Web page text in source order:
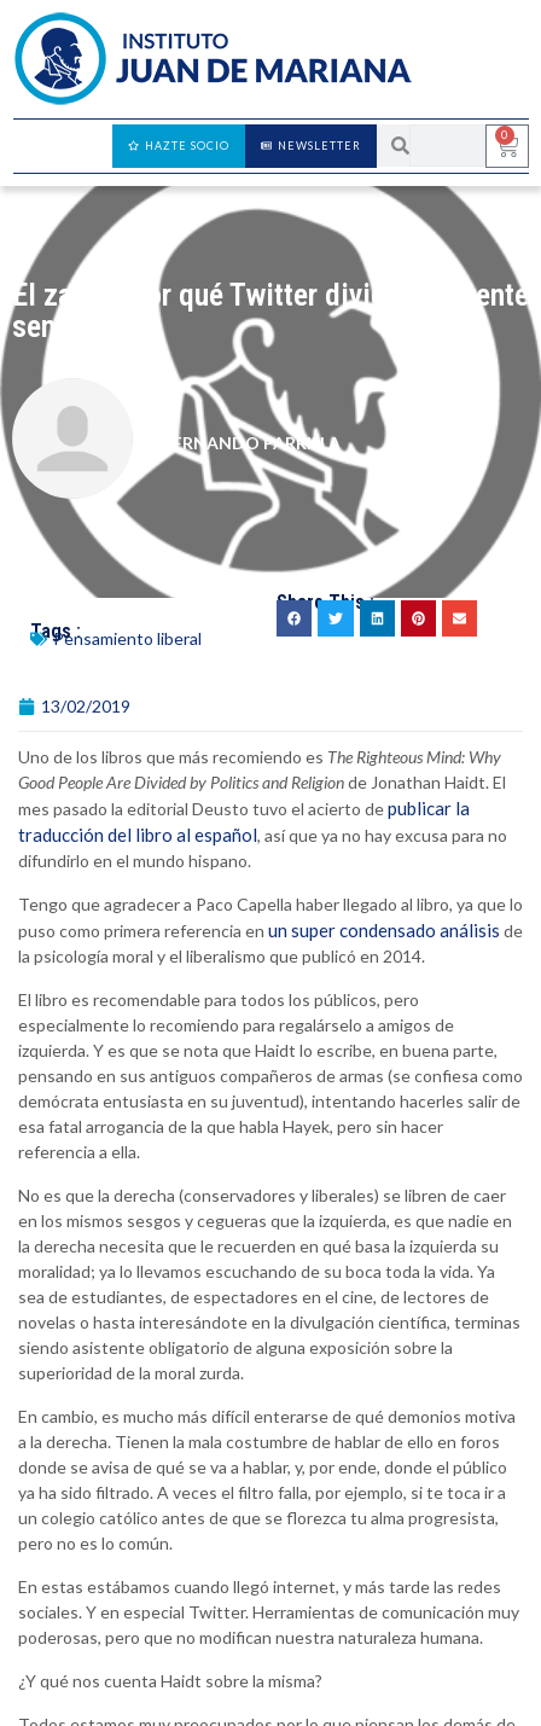
0
NEWSLETTER
HAZTE SOCIO
El zasca: por qué Twitter divide a la gente
sensata
FERNANDO PARRILLA
Tags :Pensamiento liberal
Share This :
13/02/2019
Uno de los libros que más recomiendo es The Righteous Mind: Why
Good People Are Divided by Politics and Religionde Jonathan Haidt. El
mes pasado la editorial Deusto tuvo el acierto depublicar la
traducción del libro al español, así que ya no hay excusa para no
difundirlo en el mundo hispano.
Tengo que agradecer a Paco Capella haber llegado al libro, ya que lo
puso como primera referencia en un super condensado análisis de
la psicología moral y el liberalismo que publicó en 2014.
El libro es recomendable para todos los públicos, pero
especialmente lo recomiendo para regalárselo a amigos de
izquierda. Y es que se nota que Haidt lo escribe, en buena parte,
pensando en sus antiguos compañeros de armas (se confiesa como
demócrata entusiasta en su juventud), intentando hacerles salir de
esa fatal arrogancia de la que habla Hayek, pero sin hacer
referencia a ella.
No es que la derecha (conservadores y liberales) se libren de caer
en los mismos sesgos y cegueras que la izquierda, es que nadie en
la derecha necesita que le recuerden en qué basa la izquierda su
moralidad; ya lo llevamos escuchando de su boca toda la vida. Ya
sea de estudiantes, de espectadores en el cine, de lectores de
novelas o hasta interesándote en la divulgación científica, terminas
siendo asistente obligatorio de alguna exposición sobre la
superioridad de la moral zurda.
En cambio, es mucho más difícil enterarse de qué demonios motiva
a la derecha. Tienen la mala costumbre de hablar de ello en foros
donde se avisa de qué se va a hablar, y, por ende, donde el público
ya ha sido filtrado. A veces el filtro falla, por ejemplo, si te toca ir a
un colegio católico antes de que se florezca tu alma progresista,
pero no es lo común.
En estas estábamos cuando llegó internet, y más tarde las redes
sociales. Y en especial Twitter. Herramientas de comunicación muy
poderosas, pero que no modifican nuestra naturaleza humana.
¿Y qué nos cuenta Haidt sobre la misma?